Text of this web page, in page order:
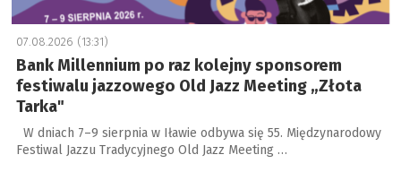
07.08.2026 (13:31)
Bank Millennium po raz kolejny sponsorem
festiwalu jazzowego Old Jazz Meeting „Złota
Tarka"
W dniach 7–9 sierpnia w Iławie odbywa się 55. Międzynarodowy
Festiwal Jazzu Tradycyjnego Old Jazz Meeting …